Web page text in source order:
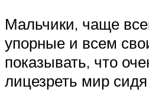
Мальчики, чаще
упорные и всем
показывать, что
лицезреть мир сидя